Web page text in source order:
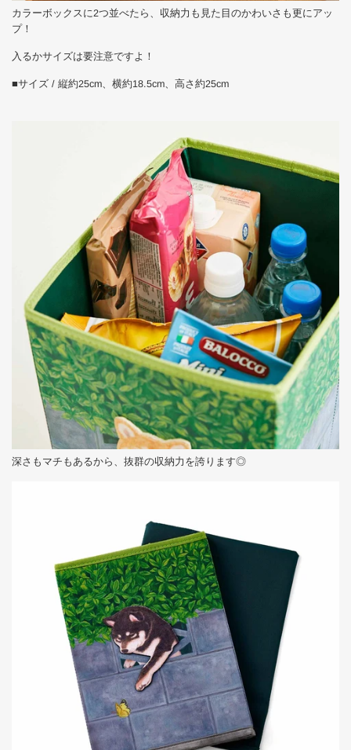
カラーボックスに2つ並べたら、収納力も見た目のかわいさも更にアッ
プ！
入るかサイズは要注意ですよ！
■サイズ / 縦約25cm、横約18.5cm、高さ約25cm
深さもマチもあるから、抜群の収納力を誇ります◎